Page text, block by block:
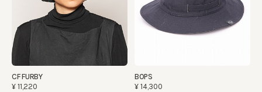
CF FURBY
¥11,220
BOPS
¥14,300